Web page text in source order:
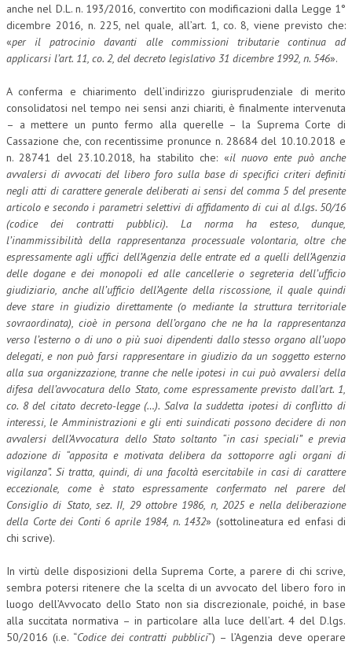
ECONOMIA DELL’ARTE
INTERNAZIONALIZZAZIONE
RISORSE UMANE
MARKETING
TREASURY IN FINANCIAL SERVICES
RISK MANAGEMENT
SVILUPPO SOSTENIBILE
PERSONA E CITTÀ
L’UMANISTA
DIRITTO
DIRITTO PENALE D’IMPRESA
DIRITTO DEL LAVORO
DIRITTO DEL WEB
DIRITTO DELLE IMPRESE IN CRISI
SICUREZZA SUL LAVORO
FISCO
DIRITTO TRIBUTARIO
TAX RISK MANAGEMENT
CRIMINOLOGIA TRIBUTARIA
anche nel D.L. n. 193/2016, convertito con modificazioni dalla Legge 1°
dicembre 2016, n. 225, nel quale, all’art. 1, co. 8, viene previsto che:
«per il patrocinio davanti alle commissioni tributarie continua ad
applicarsi l’art. 11, co. 2, del decreto legislativo 31 dicembre 1992, n. 546».
A conferma e chiarimento dell’indirizzo giurisprudenziale di merito
consolidatosi nel tempo nei sensi anzi chiariti, è finalmente intervenuta
– a mettere un punto fermo alla querelle – la Suprema Corte di
Cassazione che, con recentissime pronunce n. 28684 del 10.10.2018 e
n. 28741 del 23.10.2018, ha stabilito che: «il nuovo ente può anche
avvalersi di avvocati del libero foro sulla base di specifici criteri definiti
negli atti di carattere generale deliberati ai sensi del comma 5 del presente
articolo e secondo i parametri selettivi di affidamento di cui al d.lgs. 50/16
(codice dei contratti pubblici). La norma ha esteso, dunque,
l’inammissibilità della rappresentanza processuale volontaria, oltre che
espressamente agli uffici dell’Agenzia delle entrate ed a quelli dell’Agenzia
delle dogane e dei monopoli ed alle cancellerie o segreteria dell’ufficio
giudiziario, anche all’ufficio dell’Agente della riscossione, il quale quindi
deve stare in giudizio direttamente (o mediante la struttura territoriale
sovraordinata), cioè in persona dell’organo che ne ha la rappresentanza
verso l’esterno o di uno o più suoi dipendenti dallo stesso organo all’uopo
delegati, e non può farsi rappresentare in giudizio da un soggetto esterno
alla sua organizzazione, tranne che nelle ipotesi in cui può avvalersi della
difesa dell’avvocatura dello Stato, come espressamente previsto dall’art. 1,
co. 8 del citato decreto-legge (…). Salva la suddetta ipotesi di conflitto di
interessi, le Amministrazioni e gli enti suindicati possono decidere di non
avvalersi dell’Avvocatura dello Stato soltanto “in casi speciali” e previa
adozione di “apposita e motivata delibera da sottoporre agli organi di
vigilanza”. Si tratta, quindi, di una facoltà esercitabile in casi di carattere
eccezionale, come è stato espressamente confermato nel parere del
Consiglio di Stato, sez. II, 29 ottobre 1986, n, 2025 e nella deliberazione
della Corte dei Conti 6 aprile 1984, n. 1432» (sottolineatura ed enfasi di
chi scrive).
In virtù delle disposizioni della Suprema Corte, a parere di chi scrive,
sembra potersi ritenere che la scelta di un avvocato del libero foro in
luogo dell’Avvocato dello Stato non sia discrezionale, poiché, in base
alla succitata normativa – in particolare alla luce dell’art. 4 del D.lgs.
50/2016 (i.e. “Codice dei contratti pubblici”) – l’Agenzia deve operare